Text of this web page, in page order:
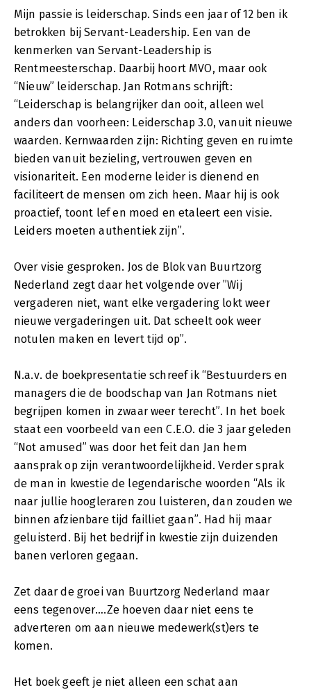
Mijn passie is leiderschap. Sinds een jaar of 12 ben ik
betrokken bij Servant-Leadership. Een van de
kenmerken van Servant-Leadership is
Rentmeesterschap. Daarbij hoort MVO, maar ook
“Nieuw” leiderschap. Jan Rotmans schrijft:
“Leiderschap is belangrijker dan ooit, alleen wel
anders dan voorheen: Leiderschap 3.0, vanuit nieuwe
waarden. Kernwaarden zijn: Richting geven en ruimte
bieden vanuit bezieling, vertrouwen geven en
visionariteit. Een moderne leider is dienend en
faciliteert de mensen om zich heen. Maar hij is ook
proactief, toont lef en moed en etaleert een visie.
Leiders moeten authentiek zijn”.
Over visie gesproken. Jos de Blok van Buurtzorg
Nederland zegt daar het volgende over ”Wij
vergaderen niet, want elke vergadering lokt weer
nieuwe vergaderingen uit. Dat scheelt ook weer
notulen maken en levert tijd op”.
N.a.v. de boekpresentatie schreef ik “Bestuurders en
managers die de boodschap van Jan Rotmans niet
begrijpen komen in zwaar weer terecht”. In het boek
staat een voorbeeld van een C.E.O. die 3 jaar geleden
“Not amused” was door het feit dan Jan hem
aansprak op zijn verantwoordelijkheid. Verder sprak
de man in kwestie de legendarische woorden “Als ik
naar jullie hoogleraren zou luisteren, dan zouden we
binnen afzienbare tijd failliet gaan”. Had hij maar
geluisterd. Bij het bedrijf in kwestie zijn duizenden
banen verloren gegaan.
Zet daar de groei van Buurtzorg Nederland maar
eens tegenover….Ze hoeven daar niet eens te
adverteren om aan nieuwe medewerk(st)ers te
komen.
Het boek geeft je niet alleen een schat aan